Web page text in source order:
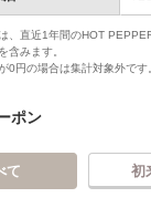
、直近1年間のHOT
含みます。
0円の場合は集計対象外です
ポン
て 初